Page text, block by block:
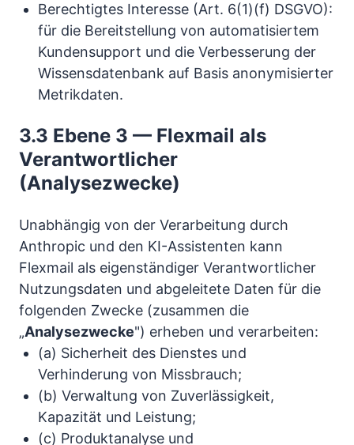
Berechtigtes Interesse (Art. 6(1)(f) DSGVO):
für die Bereitstellung von automatisiertem
Kundensupport und die Verbesserung der
Wissensdatenbank auf Basis anonymisierter
Metrikdaten.
3.3 Ebene 3 — Flexmail als
Verantwortlicher
(Analysezwecke)
Unabhängig von der Verarbeitung durch
Anthropic und den KI-Assistenten kann
Flexmail als eigenständiger Verantwortlicher
Nutzungsdaten und abgeleitete Daten für die
folgenden Zwecke (zusammen die
„Analysezwecke") erheben und verarbeiten:
(a) Sicherheit des Dienstes und
Verhinderung von Missbrauch;
(b) Verwaltung von Zuverlässigkeit,
Kapazität und Leistung;
(c) Produktanalyse und